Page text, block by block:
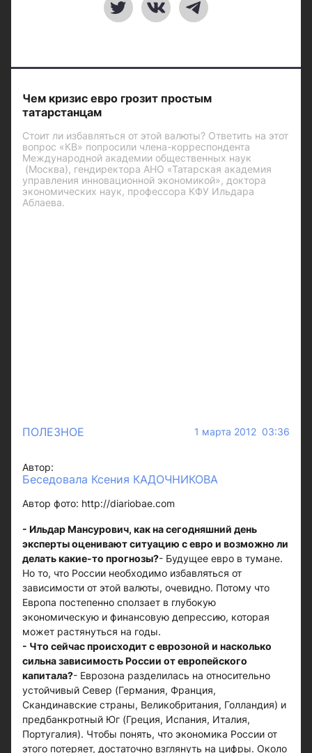
Чем кризис евро грозит простым
татарстанцам
Стоит ли избавляться от этой валюты? Ответить на этот
вопрос «КВ» попросили члена-корреспондента
Международной академии общественных наук
(Москва), гендиректора АНО «Татарская академия
управления инновационной экономикой», доктора
экономических наук, профессора КФУ Ильдара
Аблаева.
ПОЛЕЗНОЕ 1 марта 2012 03:36
Автор:
Беседовала Ксения КАДОЧНИКОВА
Автор фото: http://diariobae.com
- Ильдар Мансурович, как на сегодняшний день
эксперты оценивают ситуацию с евро и возможно ли
делать какие-то прогнозы?- Будущее евро в тумане.
Но то, что России необходимо избавляться от
зависимости от этой валюты, очевидно. Потому что
Европа постепенно сползает в глубокую
экономическую и финансовую депрессию, которая
может растянуться на годы.
- Что сейчас происходит с еврозоной и насколько
сильна зависимость России от европейского
капитала?- Еврозона разделилась на относительно
устойчивый Север (Германия, Франция,
Скандинавские страны, Великобритания, Голландия) и
предбанкротный Юг (Греция, Испания, Италия,
Португалия). Чтобы понять, что экономика России от
этого потеряет, достаточно взглянуть на цифры. Около